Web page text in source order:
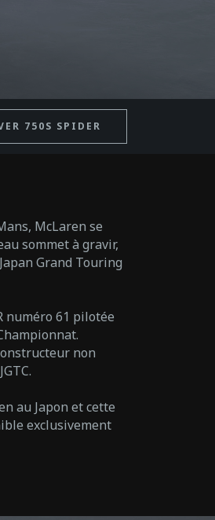
750S SPIDER
McLaren se
sommet à gravir,
Grand Touring
numéro 61 pilotée
non
au Japon et cette
exclusivement